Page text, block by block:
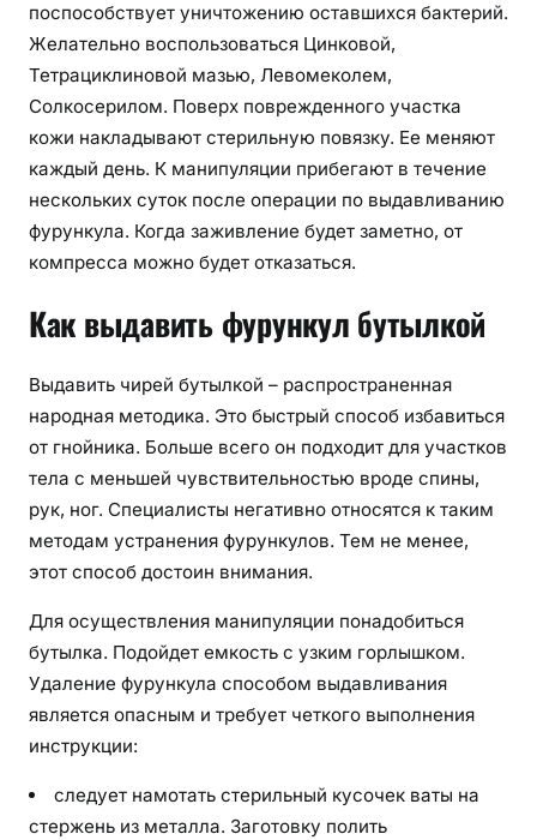
поспособствует уничтожению оставшихся бактерий.
Желательно воспользоваться Цинковой,
Тетрациклиновой мазью, Левомеколем,
Солкосерилом. Поверх поврежденного участка
кожи накладывают стерильную повязку. Ее меняют
каждый день. К манипуляции прибегают в течение
нескольких суток после операции по выдавливанию
фурункула. Когда заживление будет заметно, от
компресса можно будет отказаться.
Как выдавить фурункул бутылкой
Выдавить чирей бутылкой – распространенная
народная методика. Это быстрый способ избавиться
от гнойника. Больше всего он подходит для участков
тела с меньшей чувствительностью вроде спины,
рук, ног. Специалисты негативно относятся к таким
методам устранения фурункулов. Тем не менее,
этот способ достоин внимания.
Для осуществления манипуляции понадобиться
бутылка. Подойдет емкость с узким горлышком.
Удаление фурункула способом выдавливания
является опасным и требует четкого выполнения
инструкции:
следует намотать стерильный кусочек ваты на
стержень из металла. Заготовку полить